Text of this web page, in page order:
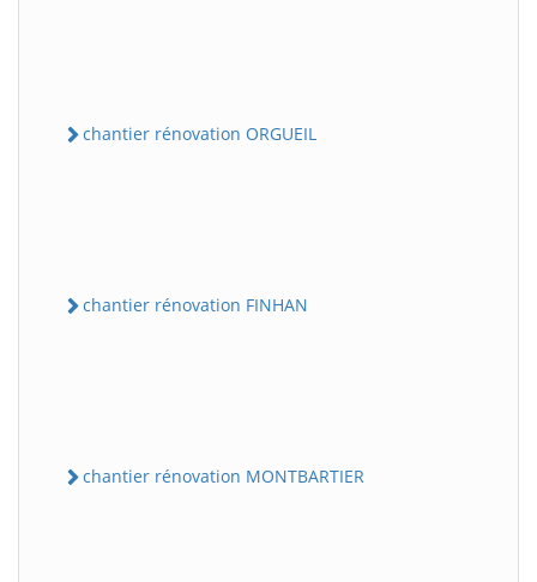
chantier rénovation ORGUEIL
chantier rénovation FINHAN
chantier rénovation MONTBARTIER